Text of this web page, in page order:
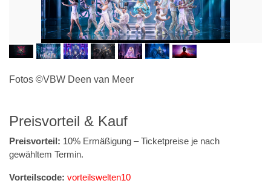
Fotos ©VBW Deen van Meer
Preisvorteil & Kauf
Preisvorteil: 10% Ermäßigung – Ticketpreise je nach
gewähltem Termin.
Vorteilscode: vorteilswelten10